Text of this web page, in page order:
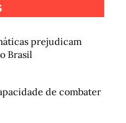
prejudicam
Brasil
de combater